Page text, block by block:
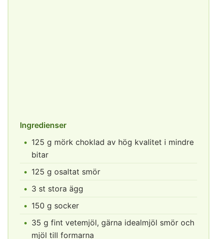
Ingredienser
125 g mörk choklad av hög kvalitet i mindre
bitar
125 g osaltat smör
3 st stora ägg
150 g socker
35 g fint vetemjöl, gärna idealmjöl smör och
mjöl till formarna